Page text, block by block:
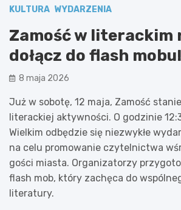
KULTURA WYDARZENIA
Zamość w literackim
dołącz do flash mobu!
8 maja 2026
Już w sobotę, 12 maja, Zamość
literackiej aktywności. O godzinie
Wielkim odbędzie się niezwykłe
na celu promowanie czytelnictwa
gości miasta. Organizatorzy
flash mob, który zachęca do
literatury.